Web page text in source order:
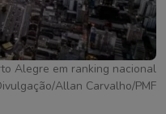
Alegre em ranking nacional
Allan Carvalho/PMF